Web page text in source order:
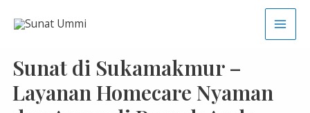
Sunat di Sukamakmur –
Layanan Homecare Nyaman